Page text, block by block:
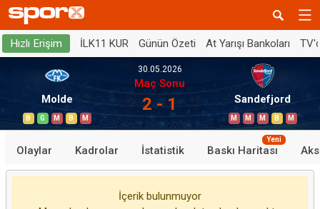
Hızlı Erişim İLK11 KUR Günün Özeti At Yarışı Bankoları
Molde
B G M B M
30.05.2026
Maç Sonu
2 - 1 Sandefjord
M M M B M
Olaylar Kadrolar İstatistik Baskı Haritası
Yeni
İçerik bulunmuyor